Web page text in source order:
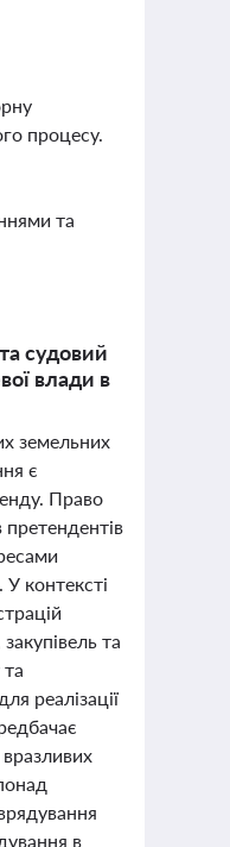
процесу.
та
судовий
влади в
земельних
є
Право
контексті
та
реалізації
в